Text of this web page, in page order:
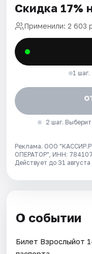
Скидка 17%
Применили: 2 603
1
2 шаг.
Реклама. ООО
ОПЕРАТОР", ИНН:
Действует до 31
О событии
Билет Взрослыйот